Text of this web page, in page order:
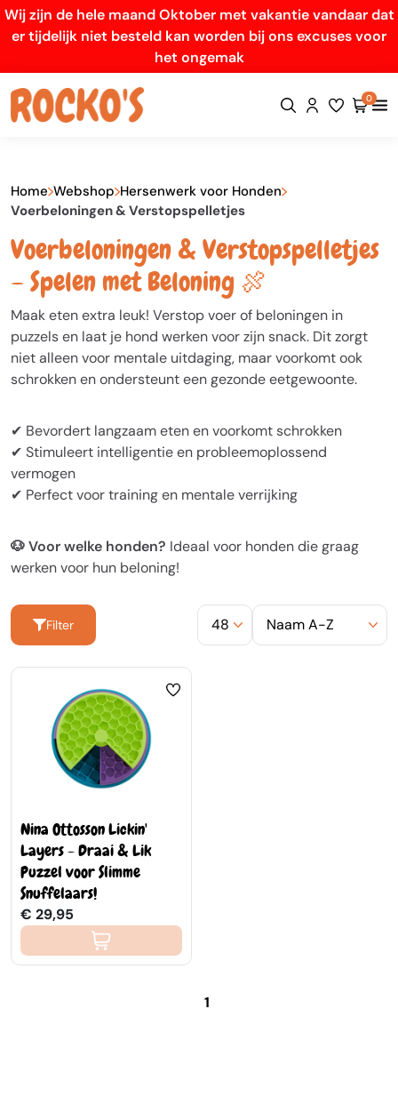
Wij zijn de hele maand Oktober met vakantie vandaar dat
er tijdelijk niet besteld kan worden bij ons excuses voor
het ongemak
0
Home Webshop Hersenwerk voor Honden
Voerbeloningen & Verstopspelletjes
Voerbeloningen & Verstopspelletjes
– Spelen met Beloning 🍖
Maak eten extra leuk! Verstop voer of beloningen in
puzzels en laat je hond werken voor zijn snack. Dit zorgt
niet alleen voor mentale uitdaging, maar voorkomt ook
schrokken en ondersteunt een gezonde eetgewoonte.
✔ Bevordert langzaam eten en voorkomt schrokken
✔ Stimuleert intelligentie en probleemoplossend
vermogen
✔ Perfect voor training en mentale verrijking
🐶 Voor welke honden? Ideaal voor honden die graag
werken voor hun beloning!
Filter
Nina Ottosson Lickin'
Layers - Draai & Lik
Puzzel voor Slimme
Snuffelaars!
€ 29,95
1